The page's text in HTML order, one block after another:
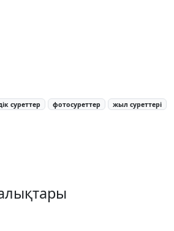
суреттер фотосуреттер жыл суреттері